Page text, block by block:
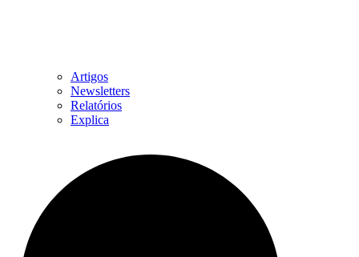
Artigos
Newsletters
Relatórios
Explica